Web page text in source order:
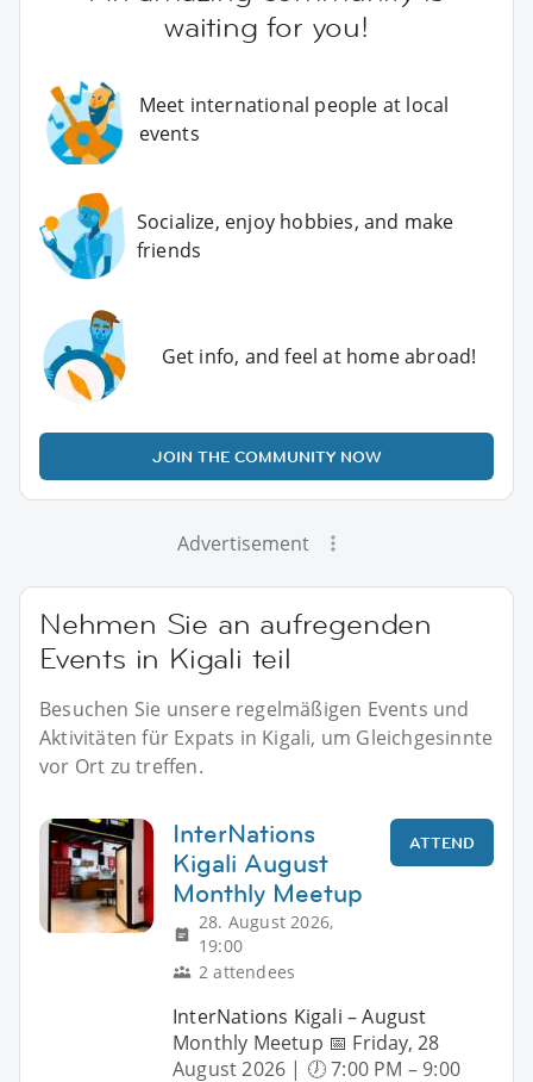
waiting for you!
Meet international people at local
events
Socialize, enjoy hobbies, and make
friends
Get info, and feel at home abroad!
JOIN THE COMMUNITY NOW
Advertisement
Nehmen Sie an aufregenden
Events in Kigali teil
Besuchen Sie unsere regelmäßigen Events und
Aktivitäten für Expats in Kigali, um Gleichgesinnte
vor Ort zu treffen.
InterNations
Kigali August
Monthly Meetup
28. August 2026,
19:00
2 attendees
ATTEND
InterNations Kigali – August
Monthly Meetup 📅 Friday, 28
August 2026 | 🕖 7:00 PM – 9:00